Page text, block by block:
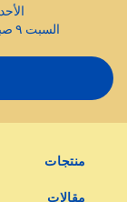
الأحد
السبت ٩ صباحاً إلى ٢ ظهراً (ما عدا العطلات الرسمية)
منتجات
مقالات